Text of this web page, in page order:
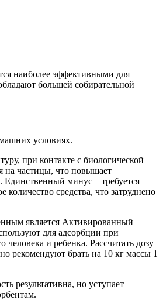
наиболее эффективными для
большей собирательной
условиях.
при контакте с биологической
на частицы, что повышает
минус – требуется
количество средства, что затруднено
является Активированный
для адсорбции при
человека и ребенка. Рассчитать дозу
рекомендуют брать на 10 кг массы 1
результативна, но уступает